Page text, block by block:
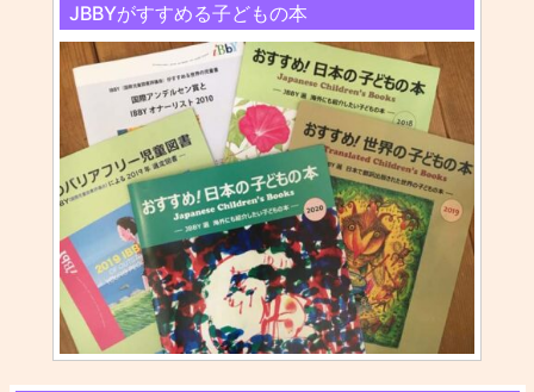
JBBYがすすめる子どもの本